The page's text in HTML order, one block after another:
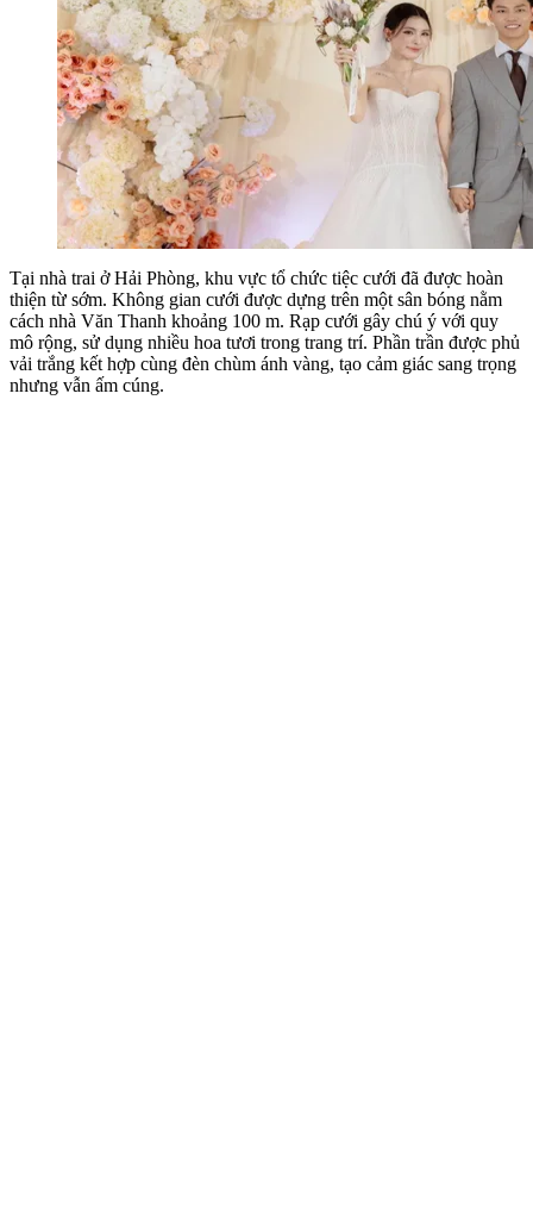
Tại nhà trai ở Hải Phòng, khu vực tổ chức tiệc cưới đã được hoàn
thiện từ sớm. Không gian cưới được dựng trên một sân bóng nằm
cách nhà Văn Thanh khoảng 100 m. Rạp cưới gây chú ý với quy
mô rộng, sử dụng nhiều hoa tươi trong trang trí. Phần trần được phủ
vải trắng kết hợp cùng đèn chùm ánh vàng, tạo cảm giác sang trọng
nhưng vẫn ấm cúng.